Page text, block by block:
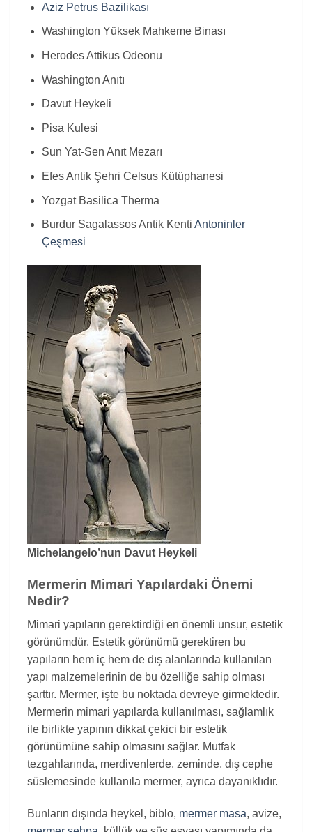
Aziz Petrus Bazilikası
Washington Yüksek Mahkeme Binası
Herodes Attikus Odeonu
Washington Anıtı
Davut Heykeli
Pisa Kulesi
Sun Yat-Sen Anıt Mezarı
Efes Antik Şehri Celsus Kütüphanesi
Yozgat Basilica Therma
Burdur Sagalassos Antik Kenti Antoninler
Çeşmesi
Michelangelo’nun Davut Heykeli
Mermerin Mimari Yapılardaki Önemi
Nedir?
Mimari yapıların gerektirdiği en önemli unsur, estetik
görünümdür. Estetik görünümü gerektiren bu
yapıların hem iç hem de dış alanlarında kullanılan
yapı malzemelerinin de bu özelliğe sahip olması
şarttır. Mermer, işte bu noktada devreye girmektedir.
Mermerin mimari yapılarda kullanılması, sağlamlık
ile birlikte yapının dikkat çekici bir estetik
görünümüne sahip olmasını sağlar. Mutfak
tezgahlarında, merdivenlerde, zeminde, dış cephe
süslemesinde kullanıla mermer, ayrıca dayanıklıdır.
Bunların dışında heykel, biblo, mermer masa, avize,